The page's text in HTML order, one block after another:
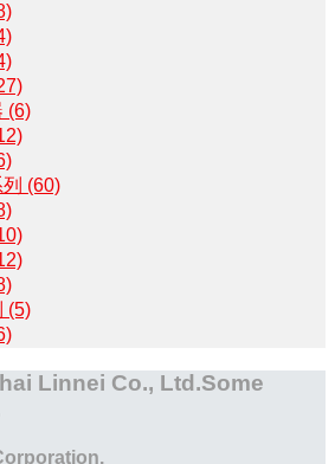
(6)
(60)
(5)
Linnei Co., Ltd.Some